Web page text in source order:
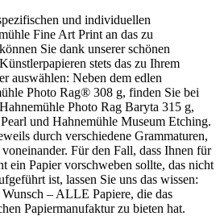
und individuellen
Fine Art Print an das zu
Sie dank unserer schönen
stets das zu Ihrem
auswählen: Neben dem edlen
Photo Rag® 308 g, finden Sie bei
Photo Rag Baryta 315 g,
und Hahnemühle Museum Etching.
durch verschiedene Grammaturen,
Für den Fall, dass Ihnen für
ein Papier vorschweben sollte, das nicht
ist, lassen Sie uns das wissen:
– ALLE Papiere, die das
Papiermanufaktur zu bieten hat.